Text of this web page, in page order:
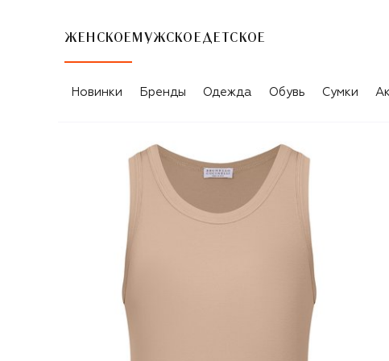
ЖЕНСКОЕ МУЖСКОЕ ДЕТСКОЕ
Новинки Бренды Одежда Обувь Сумки